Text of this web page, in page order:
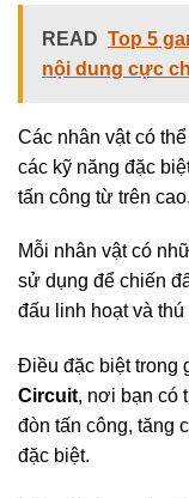
READ Top 5
nội dung cực
Các nhân vật có
các kỹ năng đặc
tấn công từ trên cao.
Mỗi nhân vật có
sử dụng để chiến
đấu linh hoạt và thú
Điều đặc biệt trong
Circuit, nơi bạn có
đòn tấn công, tăng
đặc biệt.